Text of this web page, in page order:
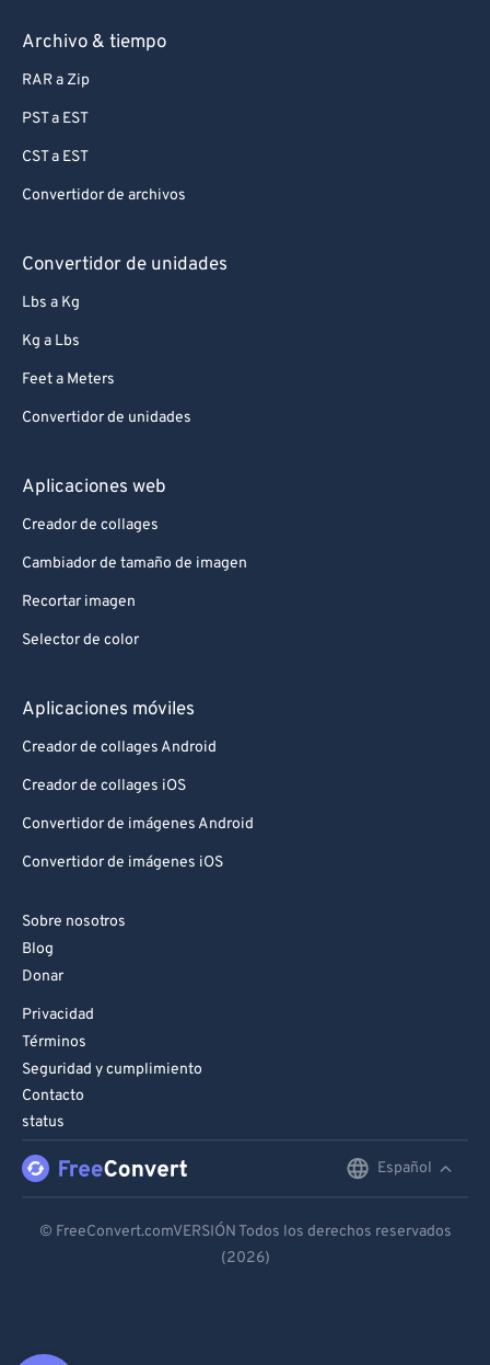
Archivo & tiempo
RAR a Zip
PST a EST
CST a EST
Convertidor de archivos
Convertidor de unidades
Lbs a Kg
Kg a Lbs
Feet a Meters
Convertidor de unidades
Aplicaciones web
Creador de collages
Cambiador de tamaño de imagen
Recortar imagen
Selector de color
Aplicaciones móviles
Creador de collages Android
Creador de collages iOS
Convertidor de imágenes Android
Convertidor de imágenes iOS
Sobre nosotros
Blog
Donar
Privacidad
Términos
Seguridad y cumplimiento
Contacto
status
Español
Español
© FreeConvert.comVERSIÓN Todos los derechos reservados
(2026)